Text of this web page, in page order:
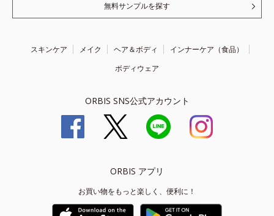
無料サンプルを探す
スキンケア メイク ヘア＆ボディ
インナーケア（食品）
ボディウェア
ORBIS SNS公式アカウント
ORBIS アプリ
お買い物をもっと楽しく、便利に！